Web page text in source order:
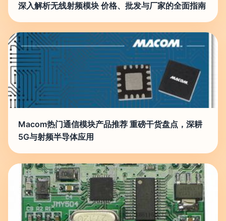
深入解析无线射频模块 价格、批发与厂家的全面指南
Macom热门通信模块产品推荐 重磅干货盘点，深耕
5G与射频半导体应用